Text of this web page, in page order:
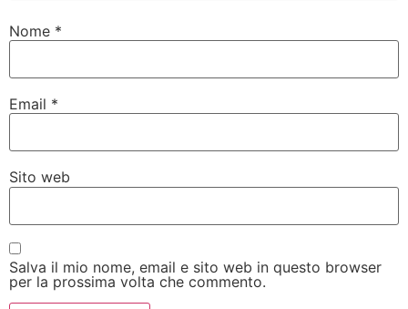
Nome *
Email *
Sito web
Salva il mio nome, email e sito web in questo browser
per la prossima volta che commento.